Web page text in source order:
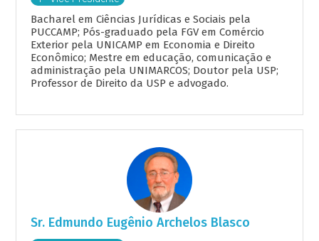
Bacharel em Ciências Jurídicas e Sociais pela
PUCCAMP; Pós-graduado pela FGV em Comércio
Exterior pela UNICAMP em Economia e Direito
Econômico; Mestre em educação, comunicação e
administração pela UNIMARCOS; Doutor pela USP;
Professor de Direito da USP e advogado.
Sr. Edmundo Eugênio Archelos Blasco